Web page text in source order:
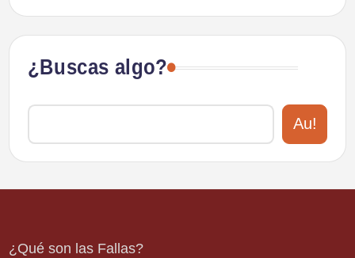
¿Buscas algo?
Au!
¿Qué son las Fallas?